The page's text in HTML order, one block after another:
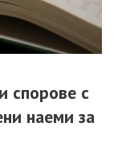
спорове с
наеми за